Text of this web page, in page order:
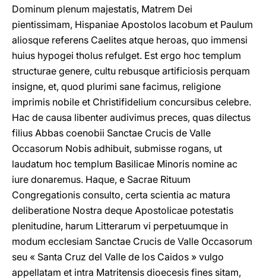
Dominum plenum majestatis, Matrem Dei
pientissimam, Hispaniae Apostolos Iacobum et Paulum
aliosque referens Caelites atque heroas, quo immensi
huius hypogei tholus refulget. Est ergo hoc templum
structurae genere, cultu rebusque artificiosis perquam
insigne, et, quod plurimi sane facimus, religione
imprimis nobile et Christifidelium concursibus celebre.
Hac de causa libenter audivimus preces, quas dilectus
filius Abbas coenobii Sanctae Crucis de Valle
Occasorum Nobis adhibuit, submisse rogans, ut
laudatum hoc templum Basilicae Minoris nomine ac
iure donaremus. Haque, e Sacrae Rituum
Congregationis consulto, certa scientia ac matura
deliberatione Nostra deque Apostolicae potestatis
plenitudine, harum Litterarum vi perpetuumque in
modum ecclesiam Sanctae Crucis de Valle Occasorum
seu « Santa Cruz del Valle de los Caidos » vulgo
appellatam et intra Matritensis dioecesis fines sitam,